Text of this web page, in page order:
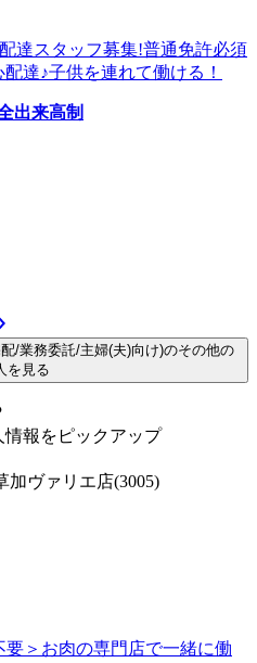
達スタッフ募集!普通免許必須
達♪子供を連れて働ける！
出来高制
/業務委託/主婦(夫)向け)のその他の
を見る
報をピックアップ
加ヴァリエ店(3005)
＞お肉の専門店で一緒に働